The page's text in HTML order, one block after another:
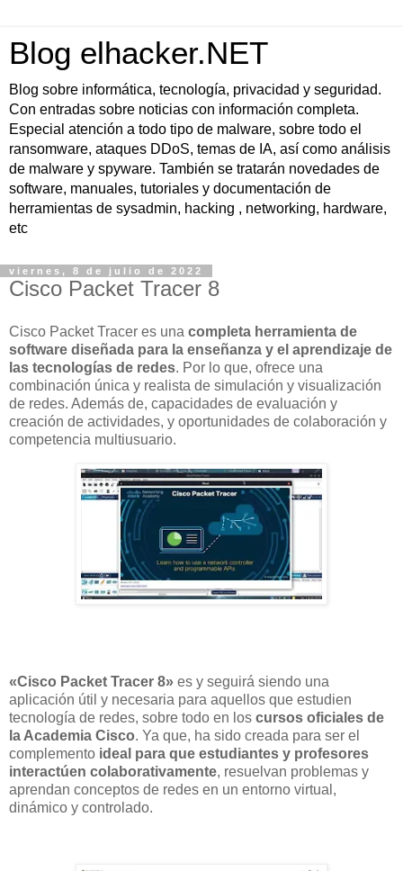
Blog elhacker.NET
Blog sobre informática, tecnología, privacidad y seguridad.
Con entradas sobre noticias con información completa.
Especial atención a todo tipo de malware, sobre todo el
ransomware, ataques DDoS, temas de IA, así como análisis
de malware y spyware. También se tratarán novedades de
software, manuales, tutoriales y documentación de
herramientas de sysadmin, hacking , networking, hardware,
etc
viernes, 8 de julio de 2022
Cisco Packet Tracer 8
Cisco Packet Tracer es una completa herramienta de
software diseñada para la enseñanza y el aprendizaje de
las tecnologías de redes. Por lo que, ofrece una
combinación única y realista de simulación y visualización
de redes. Además de, capacidades de evaluación y
creación de actividades, y oportunidades de colaboración y
competencia multiusuario.
«Cisco Packet Tracer 8» es y seguirá siendo una
aplicación útil y necesaria para aquellos que estudien
tecnología de redes, sobre todo en los cursos oficiales de
la Academia Cisco. Ya que, ha sido creada para ser el
complemento ideal para que estudiantes y profesores
interactúen colaborativamente, resuelvan problemas y
aprendan conceptos de redes en un entorno virtual,
dinámico y controlado.